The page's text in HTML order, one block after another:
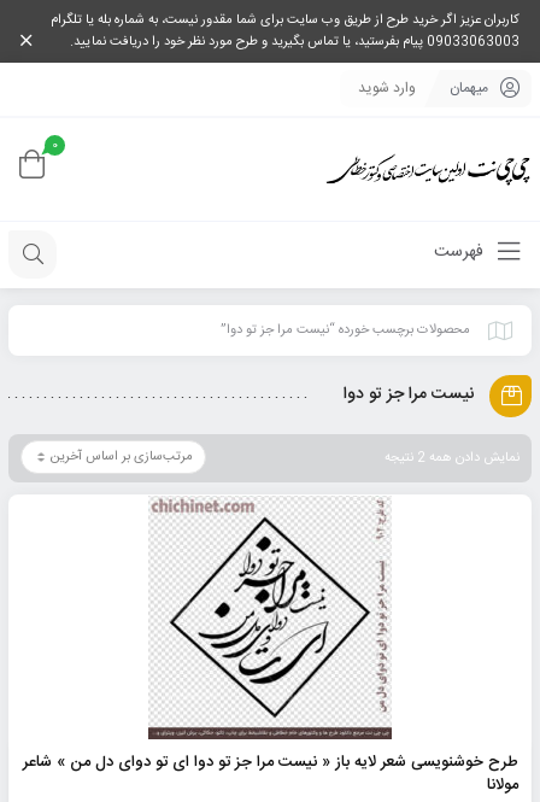
کاربران عزیز اگر خرید طرح از طریق وب سایت برای شما مقدور نیست، به شماره بله یا تلگرام
09033063003 پیام بفرستید، یا تماس بگیرید و طرح مورد نظر خود را دریافت نمایید.
میهمان وارد شوید
0
فهرست
محصولات برچسب خورده “نیست مرا جز تو دوا”
نیست مرا جز تو دوا
نمایش دادن همه 2 نتیجه
طرح خوشنویسی شعر لایه باز « نیست مرا جز تو دوا ای تو دوای دل من » شاعر
مولانا